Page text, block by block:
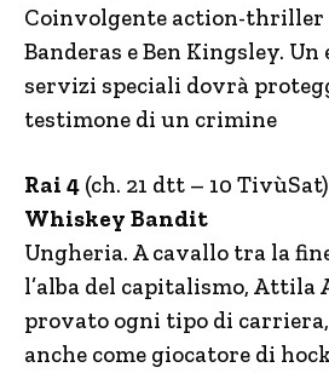
Coinvolgente action-thriller
Banderas e Ben Kingsley.
servizi speciali dovrà
testimone di un crimine
Rai 4 (ch. 21 dtt – 10
Whiskey Bandit
Ungheria. A cavallo tra la
l’alba del capitalismo, Attila
provato ogni tipo di
anche come giocatore di